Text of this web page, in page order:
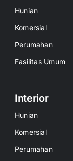
Hunian
Komersial
Perumahan
Fasilitas Umum
Interior
Hunian
Komersial
Perumahan